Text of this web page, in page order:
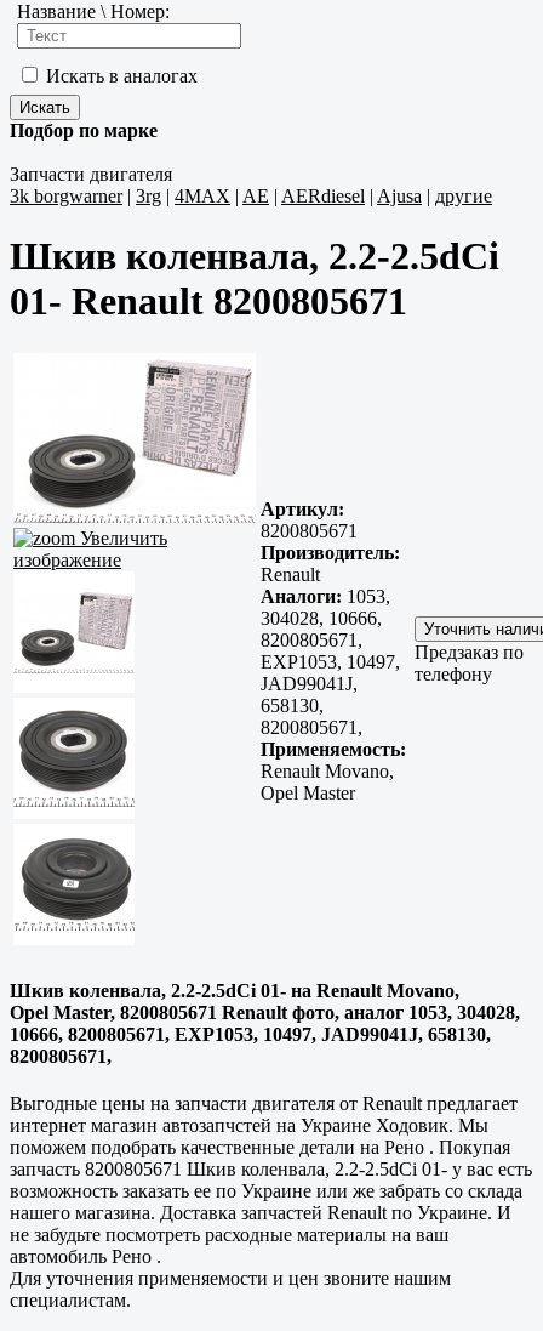
Название \ Номер:
Искать в аналогах
Подбор по марке
Запчасти двигателя
3k borgwarner| 3rg | 4MAX | AE | AERdiesel | Ajusa | другие
Шкив коленвала, 2.2-2.5dCi
01- Renault 8200805671
Увеличить
изображение
Артикул:
8200805671
Производитель:
Renault
Аналоги: 1053,
304028, 10666,
8200805671,
EXP1053, 10497,
JAD99041J,
658130,
8200805671,
Применяемость:
Renault Movano,
Opel Master
Предзаказ по
телефону
Шкив коленвала, 2.2-2.5dCi 01- на Renault Movano,
Opel Master, 8200805671 Renault фото, аналог 1053, 304028,
10666, 8200805671, EXP1053, 10497, JAD99041J, 658130,
8200805671,
Выгодные цены на запчасти двигателя от Renault предлагает
интернет магазин автозапчстей на Украине Ходовик. Мы
поможем подобрать качественные детали на Рено . Покупая
запчасть 8200805671 Шкив коленвала, 2.2-2.5dCi 01- у вас есть
возможность заказать ее по Украине или же забрать со склада
нашего магазина. Доставка запчастей Renault по Украине. И
не забудьте посмотреть расходные материалы на ваш
автомобиль Рено .
Для уточнения применяемости и цен звоните нашим
специалистам.